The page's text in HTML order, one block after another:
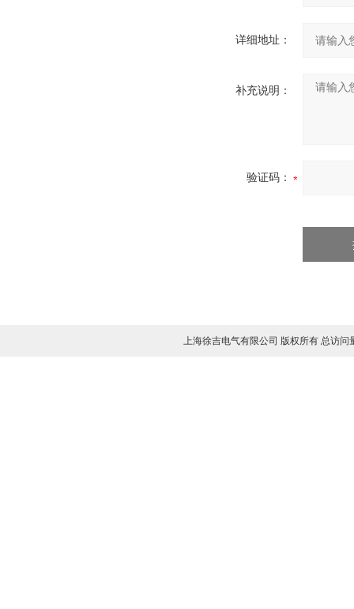
详细地址：
补充说明：
验证码：
上海徐吉电气有限公司 版权所有 总访问